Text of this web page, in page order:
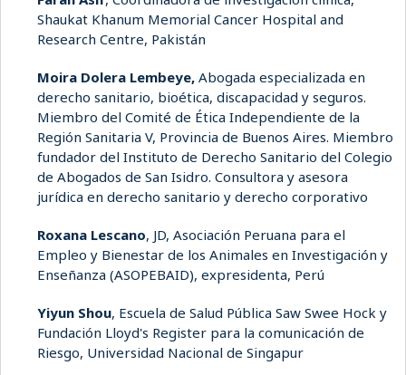
Shaukat Khanum Memorial Cancer Hospital and
Research Centre, Pakistán
Moira Dolera Lembeye, Abogada especializada en
derecho sanitario, bioética, discapacidad y seguros.
Miembro del Comité de Ética Independiente de la
Región Sanitaria V, Provincia de Buenos Aires. Miembro
fundador del Instituto de Derecho Sanitario del Colegio
de Abogados de San Isidro. Consultora y asesora
jurídica en derecho sanitario y derecho corporativo
Roxana Lescano, JD, Asociación Peruana para el
Empleo y Bienestar de los Animales en Investigación y
Enseñanza (ASOPEBAID), expresidenta, Perú
Yiyun Shou, Escuela de Salud Pública Saw Swee Hock y
Fundación Lloyd's Register para la comunicación de
Riesgo, Universidad Nacional de Singapur